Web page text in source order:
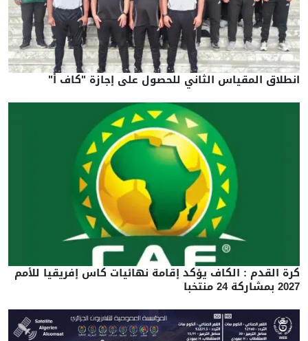
انطلاق المقياس الثاني للحصول على إجازة "كاف أ"
كرة القدم : الكاف يؤكد إقامة نهائيات كاس إفريقيا للأمم
2027 بمشاركة 24 منتخبا